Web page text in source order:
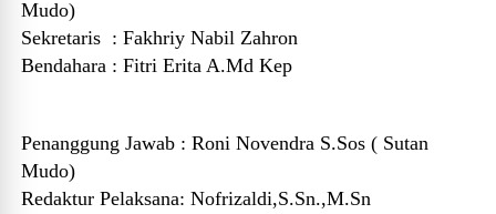
Mudo)
Sekretaris :Fakhriy Nabil Zahron
Bendahara :Fitri Erita A.Md Kep
Penanggung Jawab :Roni Novendra S.Sos ( Sutan
Mudo)
Redaktur Pelaksana: Nofrizaldi,S.Sn.,M.Sn